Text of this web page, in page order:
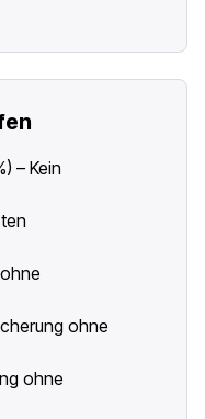
– Kein
ohne
ohne